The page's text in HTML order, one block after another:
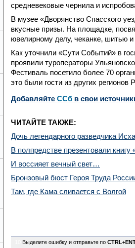
средневековые чернила и
В музее «Дворянство Спасского
вкусные призы. На площадке,
ювелирному делу, чеканке, шитью и
Как уточнили «Сути Событий» в
проявили туроператоры
Фестиваль посетило более 70
это были гости из других регионов
Добавляйте CСб в свои
ЧИТАЙТЕ ТАКЖЕ:
Дочь легендарного разведчика
В полпредстве презентовали
И воссияет вечный свет…
Бронзовый бюст Героя Труда
Там, где Кама сливается с Волгой
Выделите ошибку и отправьте по